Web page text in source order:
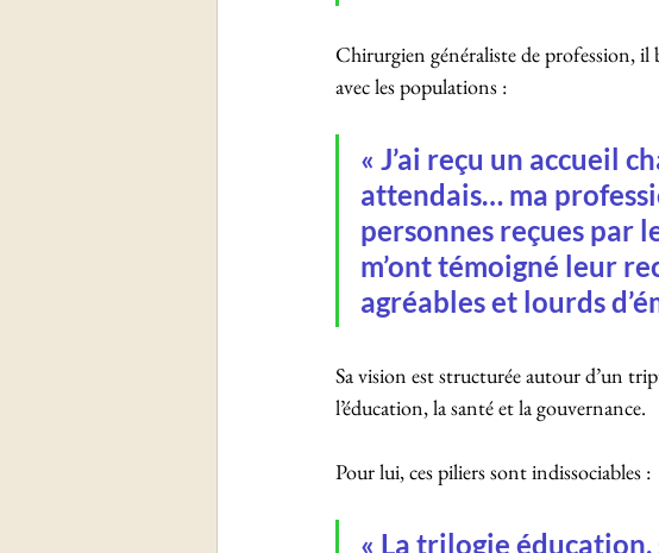
Chirurgien généraliste de profession, il
avec les populations :
« J’ai reçu un accueil
attendais… ma
personnes reçues par
m’ont témoigné leur
agréables et lourds
Sa vision est structurée autour d’un
l’éducation, la santé et la gouvernance.
Pour lui, ces piliers sont indissociables :
« La trilogie